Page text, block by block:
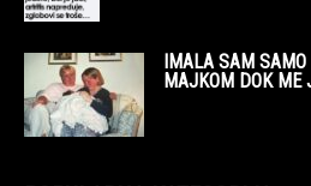
IMALA SAM
MAJKOM DOK ME